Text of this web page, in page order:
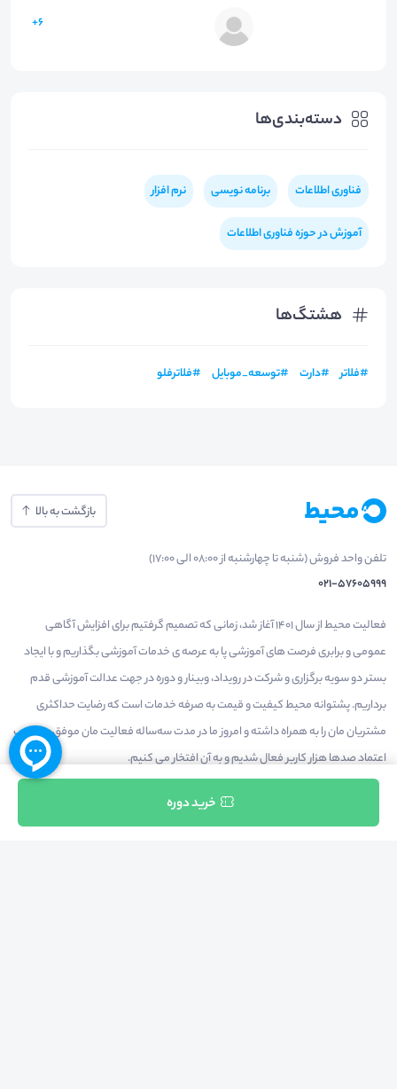
6+
دسته‌بندی‌ها
فناوری اطلاعات برنامه نویسی نرم افزار
آموزش در حوزه فناوری اطلاعات
هشتگ‌ها
#فلاتر #دارت #توسعه_موبایل #فلاترفلو
خرید دوره
بازگشت به بالا
تلفن واحد فروش (شنبه تا چهارشنبه از 08:00 الی 17:00)
021-57605999
فعالیت محیط از سال 1401 آغاز شد، زمانی که تصمیم گرفتیم برای افزایش آگاهی
عمومی و برابری فرصت های آموزشی پا به عرصه ی خدمات آموزشی بگذاریم و با ایجاد
بستر دو سویه برگزاری و شرکت در رویداد، وبینار و دوره در جهت عدالت آموزشی قدم
برداریم. پشتوانه محیط کیفیت و قیمت به صرفه خدمات است که رضایت حداکثری
مشتریان مان را به همراه داشته و امروز ما در مدت سه‌ساله فعالیت مان موفق به کسب
اعتماد صدها هزار کاربر فعال شدیم و به آن افتخار می‌ کنیم.